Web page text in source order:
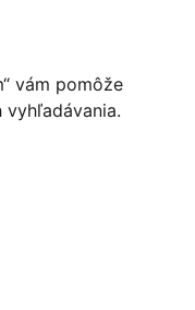
vám pomôže